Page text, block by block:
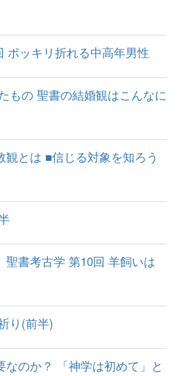
ポッキリ折れる中高年男性
もの 聖書の結婚観はこんなに
観とは ■信じる対象を知ろう
書考古学 第10回 羊飼いは
り(前半)
なのか？ 「神学は初めて」と